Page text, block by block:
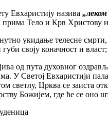
назива
Тело и Крв Христову
телесне смрти,
своју коначност и
пута духовног
У Светој Евхаристији
светлу, Црква се заиста
Божијем, где ће се оно